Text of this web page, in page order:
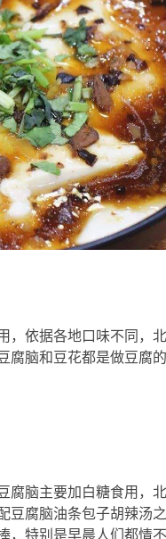
依据各地口味不同，北
腐脑和豆花都是做豆腐
腐脑主要加白糖食用，
豆腐脑油条包子胡辣汤
，特别是早晨人们都情